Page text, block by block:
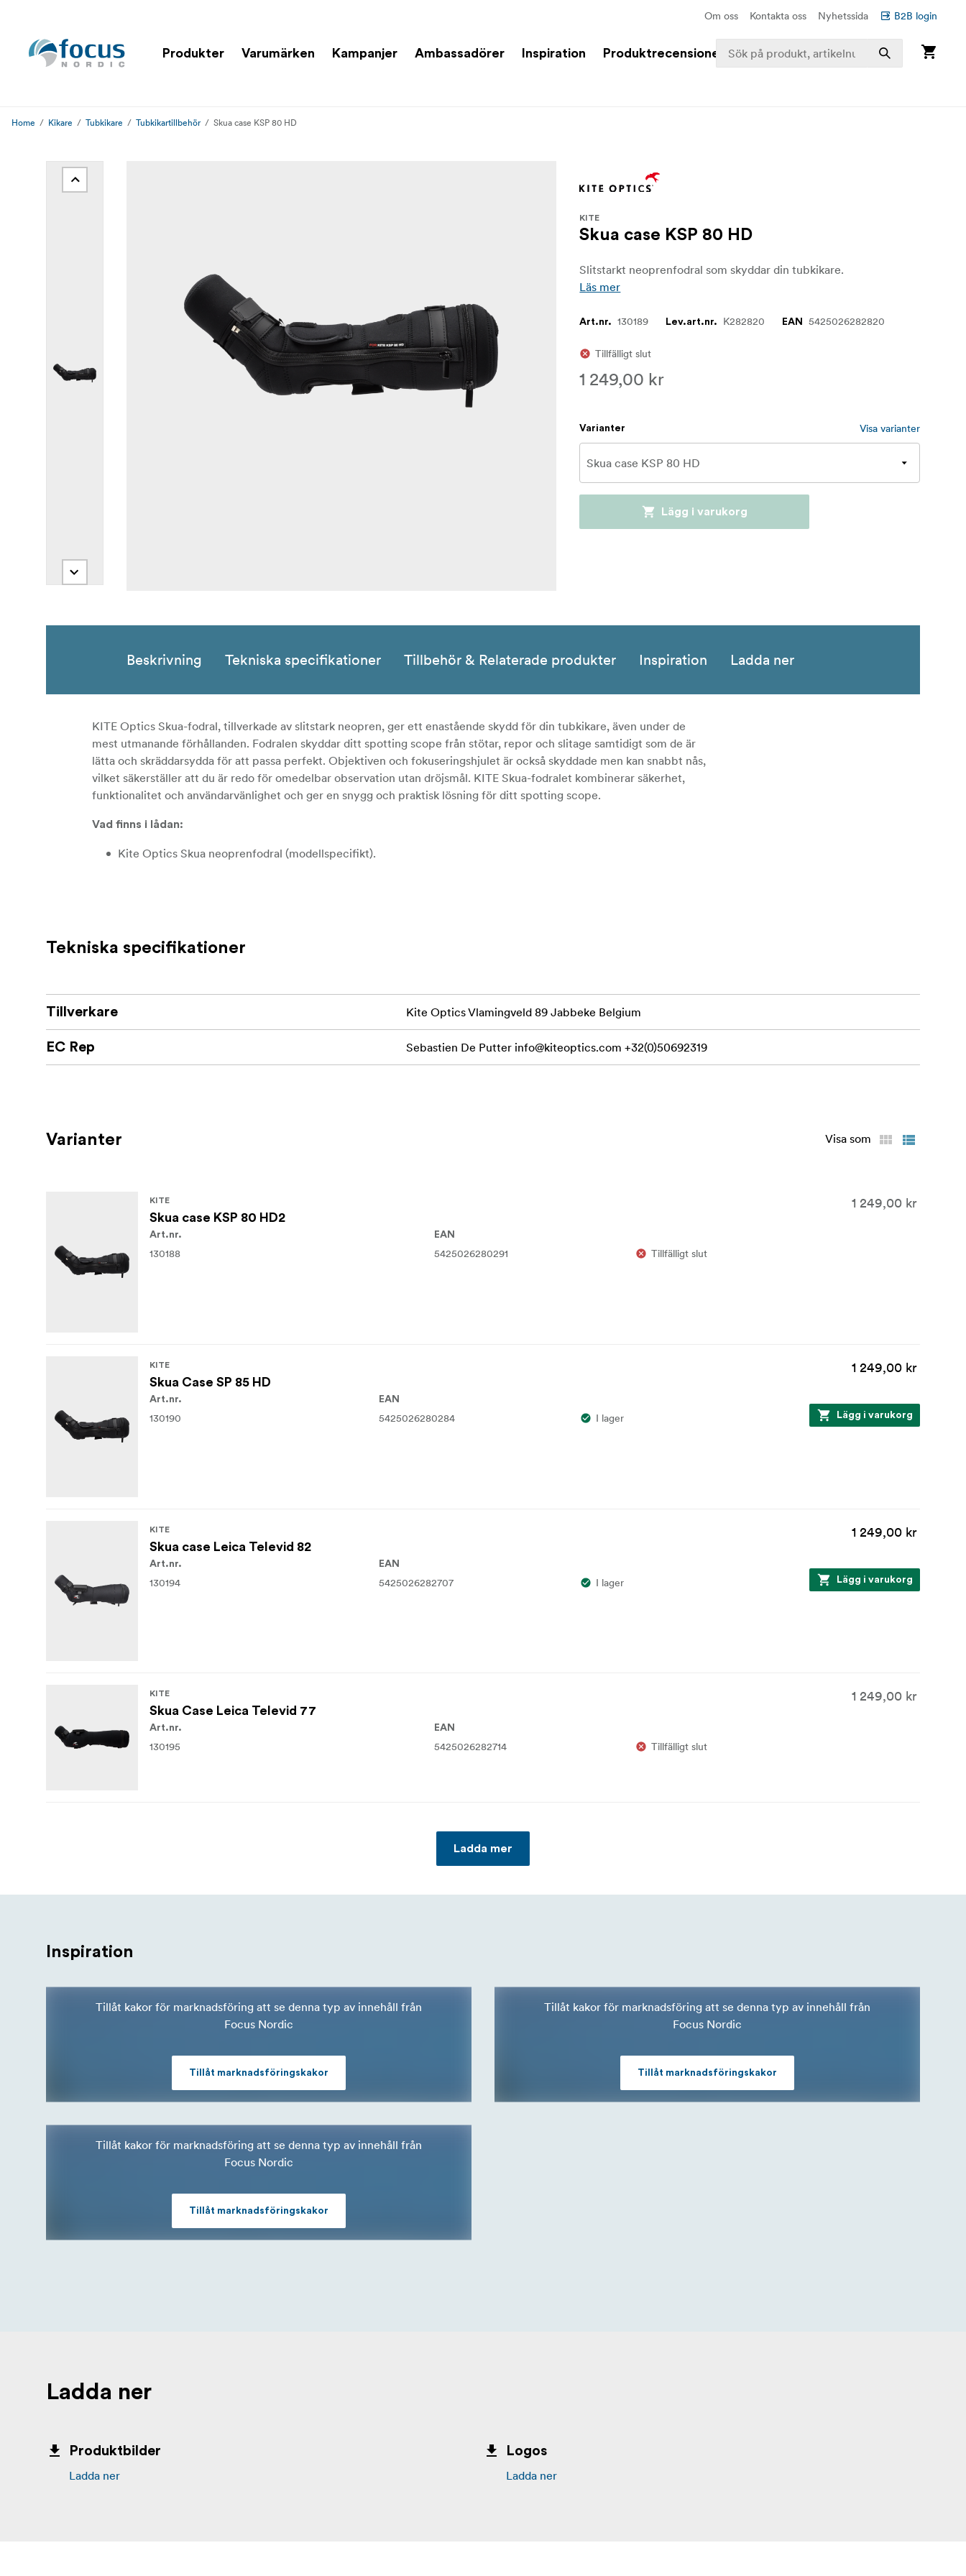
Om oss Kontakta oss Nyhetssida B2B login
Produkter Varumärken Kampanjer Ambassadörer Inspiration Produktrecensioner
Home Kikare Tubkikare Tubkikartillbehör Skua case KSP 80 HD
KITE
Skua case KSP 80 HD
Slitstarkt neoprenfodral som skyddar din tubkikare.
Läs mer
Art.nr. 130189 Lev.art.nr. K282820 EAN 5425026282820
Tillfälligt slut
1 249,00 kr
Varianter Visa varianter
Lägg i varukorg
Beskrivning Tekniska specifikationer Tillbehör & Relaterade produkter Inspiration Ladda ner
KITE Optics Skua-fodral, tillverkade av slitstark neopren, ger ett enastående skydd för din tubkikare, även under de
mest utmanande förhållanden. Fodralen skyddar ditt spotting scope från stötar, repor och slitage samtidigt som de är
lätta och skräddarsydda för att passa perfekt. Objektiven och fokuseringshjulet är också skyddade men kan snabbt nås,
vilket säkerställer att du är redo för omedelbar observation utan dröjsmål. KITE Skua-fodralet kombinerar säkerhet,
funktionalitet och användarvänlighet och ger en snygg och praktisk lösning för ditt spotting scope.
Vad finns i lådan:
Kite Optics Skua neoprenfodral (modellspecifikt).
Tekniska specifikationer
Tillverkare Kite Optics Vlamingveld 89 Jabbeke Belgium
EC Rep Sebastien De Putter info@kiteoptics.com +32(0)50692319
Varianter Visa som
KITE
Skua case KSP 80 HD2
1 249,00 kr
Art.nr.
130188
EAN
5425026280291 Tillfälligt slut
KITE
Skua Case SP 85 HD
1 249,00 kr
Art.nr.
130190
EAN
5425026280284 I lager Lägg i varukorg
KITE
Skua case Leica Televid 82
1 249,00 kr
Art.nr.
130194
EAN
5425026282707 I lager Lägg i varukorg
KITE
Skua Case Leica Televid 77
1 249,00 kr
Art.nr.
130195
EAN
5425026282714 Tillfälligt slut
Ladda mer
Inspiration
Tillåt kakor för marknadsföring att se denna typ av innehåll från
Focus Nordic
Tillåt marknadsföringskakor
Tillåt kakor för marknadsföring att se denna typ av innehåll från
Focus Nordic
Tillåt marknadsföringskakor
Tillåt kakor för marknadsföring att se denna typ av innehåll från
Focus Nordic
Tillåt marknadsföringskakor
Ladda ner
Produktbilder
Ladda ner
Logos
Ladda ner